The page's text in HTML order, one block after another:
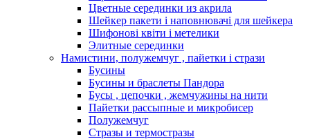
Цветные серединки из акрила
Шейкер пакети і наповнювачі для шейкера
Шифонові квіти і метелики
Элитные серединки
Намистини, полужемчуг , пайетки і стрази
Бусины
Бусины и браслеты Пандора
Бусы , цепочки , жемчужины на нити
Пайетки рассыпные и микробисер
Полужемчуг
Стразы и термостразы